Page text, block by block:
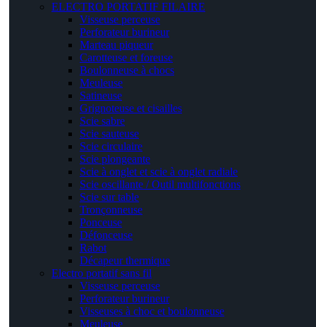
ELECTRO PORTATIF FILAIRE
Visseuse perceuse
Perforateur burineur
Marteau piqueur
Carotteuse et foreuse
Boulonneuse à chocs
Meuleuse
Satineuse
Grignoteuse et cisailles
Scie sabre
Scie sauteuse
Scie circulaire
Scie plongeante
Scie à onglet et scie à onglet radiale
Scie oscillante / Outil multifonctions
Scie sur table
Tronçonneuse
Ponceuse
Défonceuse
Rabot
Décapeur thermique
Electro portatif sans fil
Visseuse perceuse
Perforateur burineur
Visseuses à choc et boulonneuse
Meuleuse